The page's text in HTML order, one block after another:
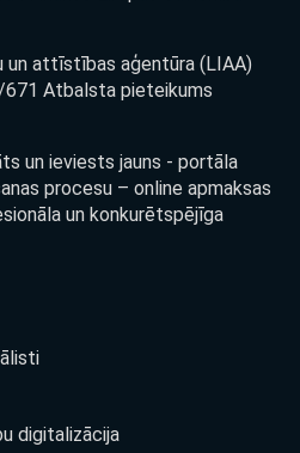
un attīstības aģentūra (LIAA)
671 Atbalsta pieteikums
un ieviests jauns - portāla
procesu – online apmaksas
un konkurētspējīga
digitalizācija